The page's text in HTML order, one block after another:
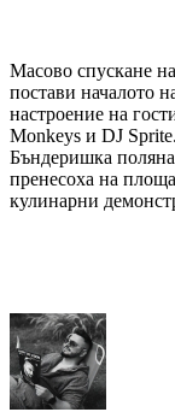
Масово спускане
постави началото
настроение на
Monkeys и DJ
Бъндеришка поляна
пренесоха на
кулинарни